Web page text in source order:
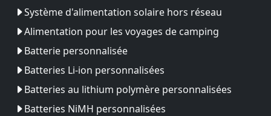
Système d'alimentation solaire hors réseau
Alimentation pour les voyages de camping
Batterie personnalisée
Batteries Li-ion personnalisées
Batteries au lithium polymère personnalisées
Batteries NiMH personnalisées